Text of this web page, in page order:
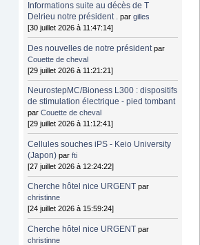
Informations suite au décès de T
Delrieu notre président . pargilles
[30 juillet 2026 à 11:47:14]
Des nouvelles de notre président par
Couette de cheval
[29 juillet 2026 à 11:21:21]
NeurostepMC/Bioness L300 : dispositifs
de stimulation électrique - pied tombant
parCouette de cheval
[29 juillet 2026 à 11:12:41]
Cellules souches iPS - Keio University
(Japon) parfti
[27 juillet 2026 à 12:24:22]
Cherche hôtel nice URGENT par
christinne
[24 juillet 2026 à 15:59:24]
Cherche hôtel nice URGENT par
christinne